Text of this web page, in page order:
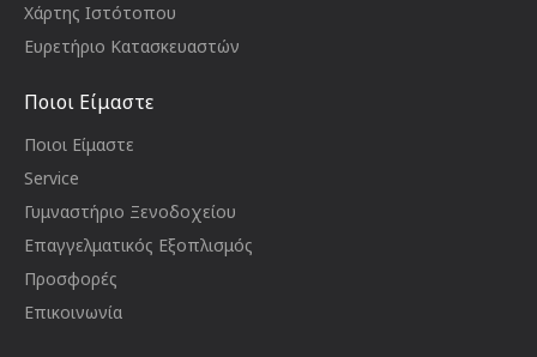
Χάρτης Ιστότοπου
Ευρετήριο Κατασκευαστών
Ποιοι Είμαστε
Ποιοι Είμαστε
Service
Γυμναστήριο Ξενοδοχείου
Επαγγελματικός Εξοπλισμός
Προσφορές
Επικοινωνία